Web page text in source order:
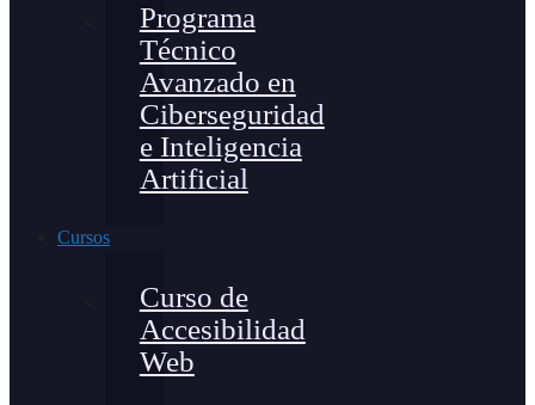
Programa
Técnico
Avanzado en
Ciberseguridad
e Inteligencia
Artificial
Cursos
Curso de
Accesibilidad
Web